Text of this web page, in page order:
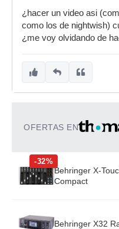
¿hacer un video asi
como los de nightwish)
¿me voy olvidando de
OFERTAS EN
-32%
Behringer X-
Compact
Behringer X32